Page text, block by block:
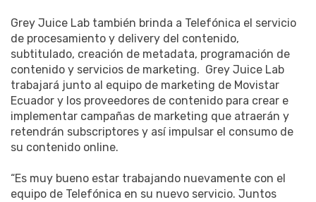
Grey Juice Lab también brinda a Telefónica el servicio
de procesamiento y delivery del contenido,
subtitulado, creación de metadata, programación de
contenido y servicios de marketing. Grey Juice Lab
trabajará junto al equipo de marketing de Movistar
Ecuador y los proveedores de contenido para crear e
implementar campañas de marketing que atraerán y
retendrán subscriptores y así impulsar el consumo de
su contenido online.
“Es muy bueno estar trabajando nuevamente con el
equipo de Telefónica en su nuevo servicio. Juntos